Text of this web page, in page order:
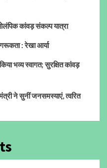
कांवड़ संकल्प यात्रा
: रेखा आर्या
भव्य स्वागत; सुरक्षित कांवड़
ने सुनीं जनसमस्याएं, त्वरित